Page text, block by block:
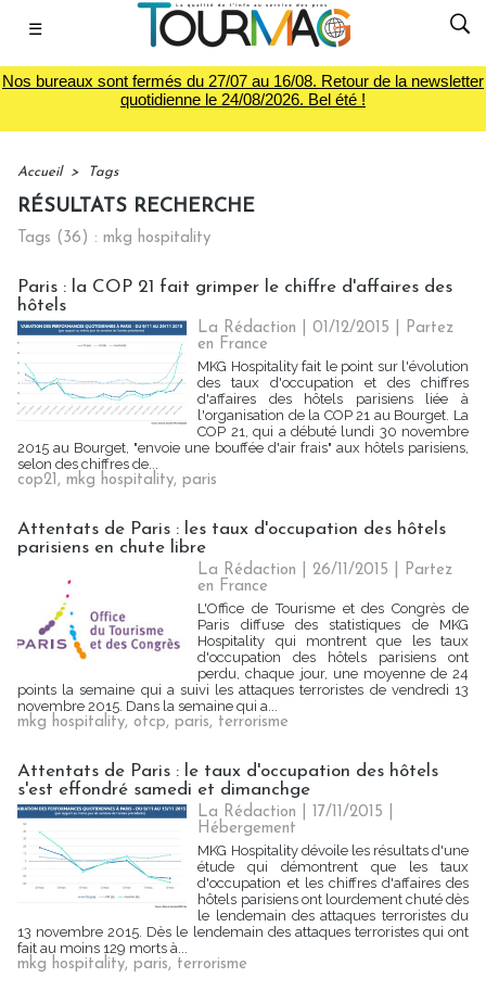
☰
Nos bureaux sont fermés du 27/07 au 16/08. Retour de la newsletter
quotidienne le 24/08/2026. Bel été !
Accueil > Tags
RÉSULTATS RECHERCHE
Tags (36) : mkg hospitality
Paris : la COP 21 fait grimper le chiffre d'affaires des
hôtels
La Rédaction | 01/12/2015
Partez
en France
MKG Hospitality fait le point sur l'évolution
des taux d'occupation et des chiffres
d'affaires des hôtels parisiens liée à
l'organisation de la COP 21 au Bourget. La
COP 21, qui a débuté lundi 30 novembre
2015 au Bourget, "envoie une bouffée d'air frais" aux hôtels parisiens,
selon des chiffres de...
cop21, mkg hospitality, paris
Attentats de Paris : les taux d'occupation des hôtels
parisiens en chute libre
La Rédaction | 26/11/2015
Partez
en France
L'Office de Tourisme et des Congrès de
Paris diffuse des statistiques de MKG
Hospitality qui montrent que les taux
d'occupation des hôtels parisiens ont
perdu, chaque jour, une moyenne de 24
points la semaine qui a suivi les attaques terroristes de vendredi 13
novembre 2015. Dans la semaine qui a...
mkg hospitality, otcp, paris, terrorisme
Attentats de Paris : le taux d'occupation des hôtels
s'est effondré samedi et dimanchge
La Rédaction | 17/11/2015
Hébergement
MKG Hospitality dévoile les résultats d'une
étude qui démontrent que les taux
d'occupation et les chiffres d'affaires des
hôtels parisiens ont lourdement chuté dès
le lendemain des attaques terroristes du
13 novembre 2015. Dès le lendemain des attaques terroristes qui ont
fait au moins 129 morts à...
mkg hospitality, paris, terrorisme